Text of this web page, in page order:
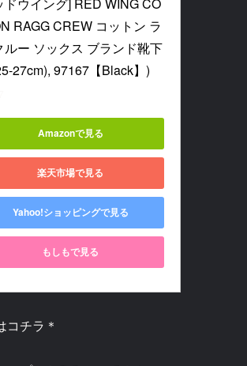
RAGG CREW コットン ラ
ルー ソックス ブランド靴下
27cm), 97167【Black】)
Amazonで見る
楽天市場で見る
Yahoo!ショッピングで見る
もしもで見る
コチラ＊